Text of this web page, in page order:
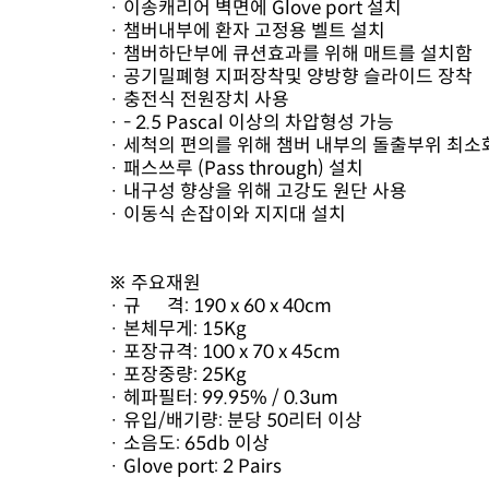
· 이송캐리어 벽면에 Glove port 설치
· 챔버내부에 환자 고정용 벨트 설치
· 챔버하단부에 큐션효과를 위해 매트를 설치함
· 공기밀폐형 지퍼장착및 양방향 슬라이드 장착
· 충전식 전원장치 사용
· - 2.5 Pascal 이상의 차압형성 가능
· 세척의 편의를 위해 챔버 내부의 돌출부위 최
· 패스쓰루 (Pass through) 설치
· 내구성 향상을 위해 고강도 원단 사용
· 이동식 손잡이와 지지대 설치
※ 주요재원
· 규 격: 190 x 60 x 40cm
· 본체무게: 15Kg
· 포장규격: 100 x 70 x 45cm
· 포장중량: 25Kg
· 헤파필터: 99.95% / 0.3um
· 유입/배기량: 분당 50리터 이상
· 소음도: 65db 이상
· Glove port: 2 Pairs